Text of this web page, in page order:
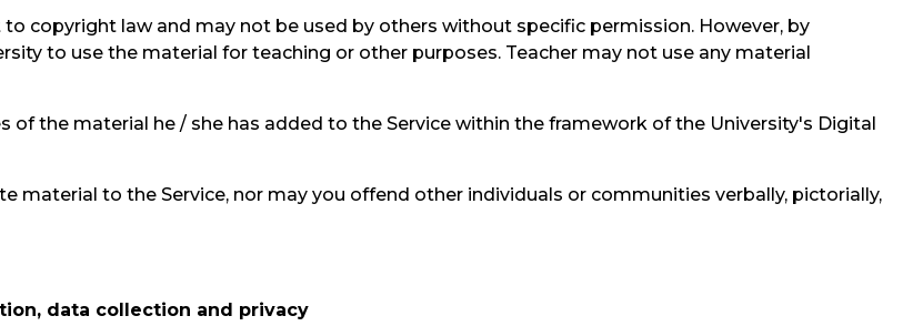
copyright law and may not be used by others without specific permission. However, by
to use the material for teaching or other purposes. Teacher may not use any material
the material he / she has added to the Service within the framework of the University's Digital
material to the Service, nor may you offend other individuals or communities verbally, pictorially,
data collection and privacy